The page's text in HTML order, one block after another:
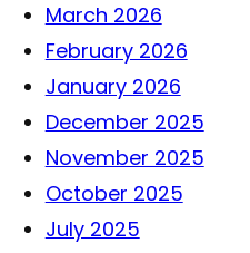
March 2026
February 2026
January 2026
December 2025
November 2025
October 2025
July 2025